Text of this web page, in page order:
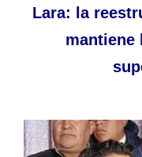
Lara: la
mantiene